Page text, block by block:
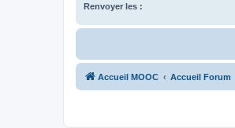
Renvoyer les :
Accueil MOOC Accueil Forum